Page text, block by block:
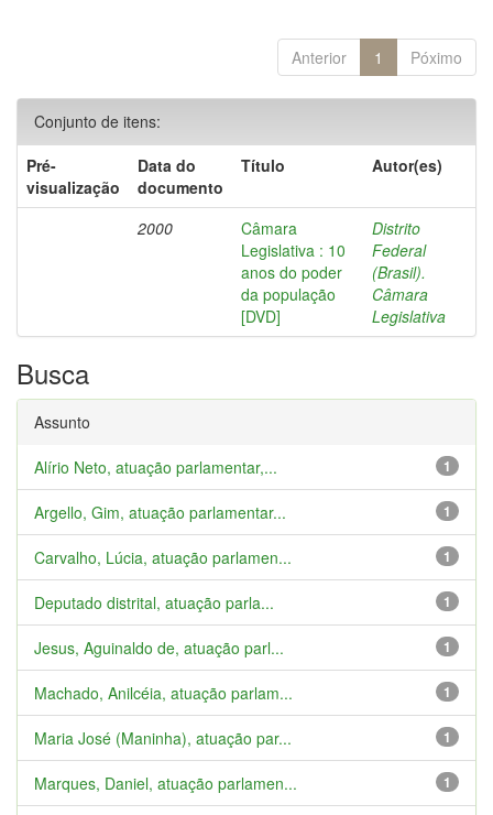
Anterior 1 Póximo
Conjunto de itens:
Pré-
visualização
Data do
documento
Título Autor(es)
2000
Câmara
Legislativa : 10
anos do poder
da população
[DVD]
Distrito
Federal
(Brasil).
Câmara
Legislativa
Busca
Assunto
1
Alírio Neto, atuação parlamentar,...
1
Argello, Gim, atuação parlamentar...
1
Carvalho, Lúcia, atuação parlamen...
1
Deputado distrital, atuação parla...
1
Jesus, Aguinaldo de, atuação parl...
1
Machado, Anilcéia, atuação parlam...
1
Maria José (Maninha), atuação par...
1
Marques, Daniel, atuação parlamen...